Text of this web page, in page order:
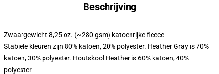
Beschrijving
Zwaargewicht 8,25 oz. (~280 gsm) katoenrijke fleece
Stabiele kleuren zijn 80% katoen, 20% polyester. Heather Gray is 70%
katoen, 30% polyester. Houtskool Heather is 60% katoen, 40%
polyester